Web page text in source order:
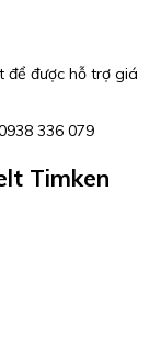
để được hỗ trợ giá
336 079
Timken